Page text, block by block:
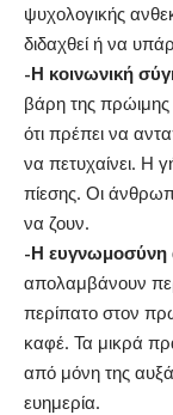
ψυχολογικής
διδαχθεί ή να
-Η κοινωνική
βάρη της πρώιμης
ότι πρέπει να
να πετυχαίνει. Η
πίεσης. Οι
να ζουν.
-Η ευγνωμοσύνη
απολαμβάνουν
περίπατο στον
καφέ. Τα μικρά
από μόνη της
ευημερία.